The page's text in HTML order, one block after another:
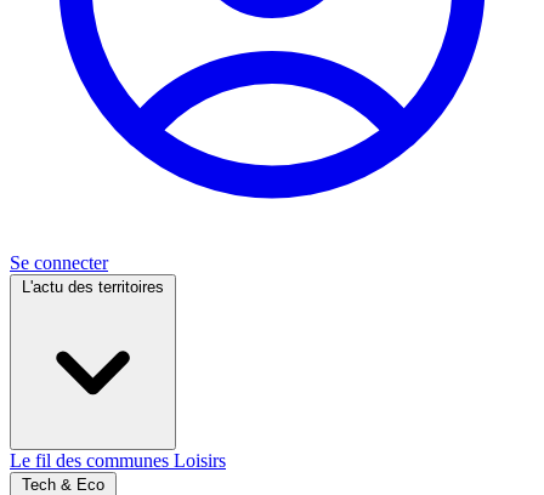
Se connecter
L'actu des territoires
Le fil des communes Loisirs
Tech & Eco